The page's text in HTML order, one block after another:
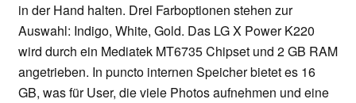
in der Hand halten. Drei Farboptionen stehen zur
Auswahl: Indigo, White, Gold. Das LG X Power K220
wird durch ein Mediatek MT6735 Chipset und 2 GB RAM
angetrieben. In puncto internen Speicher bietet es 16
GB, was für User, die viele Photos aufnehmen und eine